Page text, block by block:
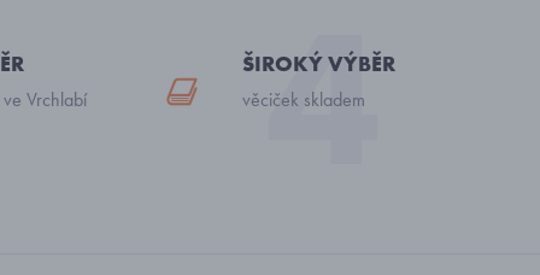
Vrchlabí
ŠIROKÝ VÝBĚR
věciček skladem